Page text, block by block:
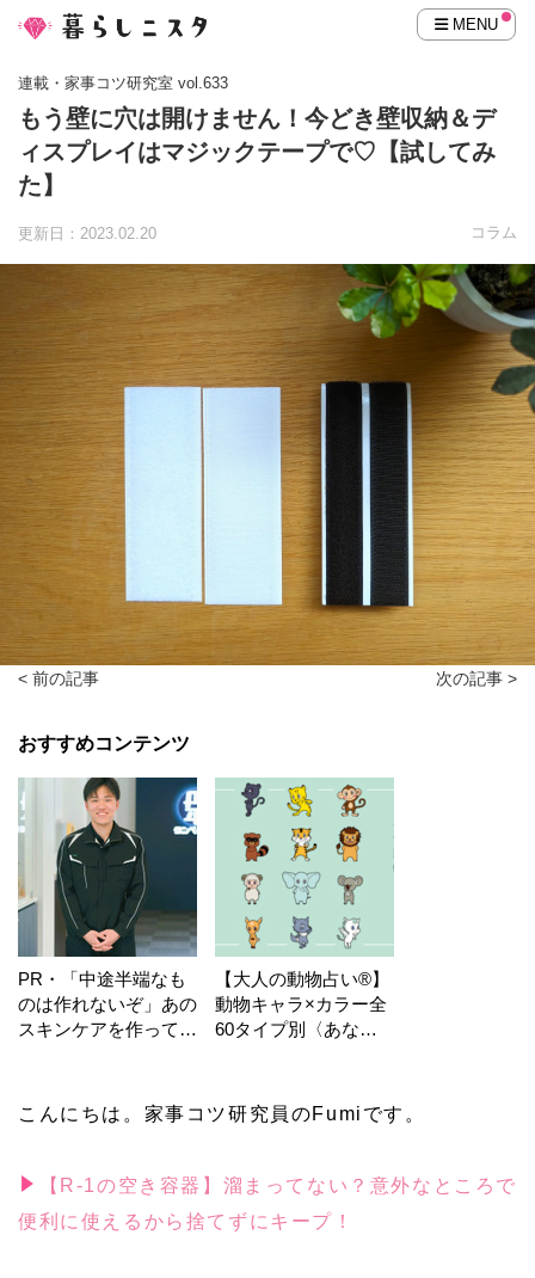
MENU
連載・家事コツ研究室 vol.633
もう壁に穴は開けません！今どき壁収納＆デ
ィスプレイはマジックテープで♡【試してみ
た】
更新日：2023.02.20 コラム
< 前の記事 次の記事 >
おすすめコンテンツ
PR・「中途半端なも
のは作れないぞ」あの
スキンケアを作ってい
【大人の動物占い®】
動物キャラ×カラー全
60タイプ別〈あなた
こんにちは。家事コツ研究員のFumiです。
【R-1の空き容器】溜まってない？意外なところで
便利に使えるから捨てずにキープ！